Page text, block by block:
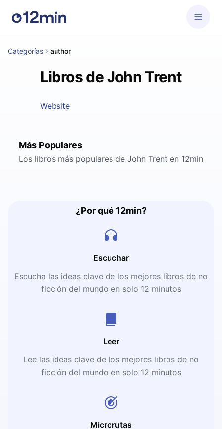
Categorías author
Libros de John Trent
Website
Más Populares
Los libros más populares de John Trent en 12min
¿Por qué 12min?
Escuchar
Escucha las ideas clave de los mejores libros de no
ficción del mundo en solo 12 minutos
Leer
Lee las ideas clave de los mejores libros de no
ficción del mundo en solo 12 minutos
Microrutas